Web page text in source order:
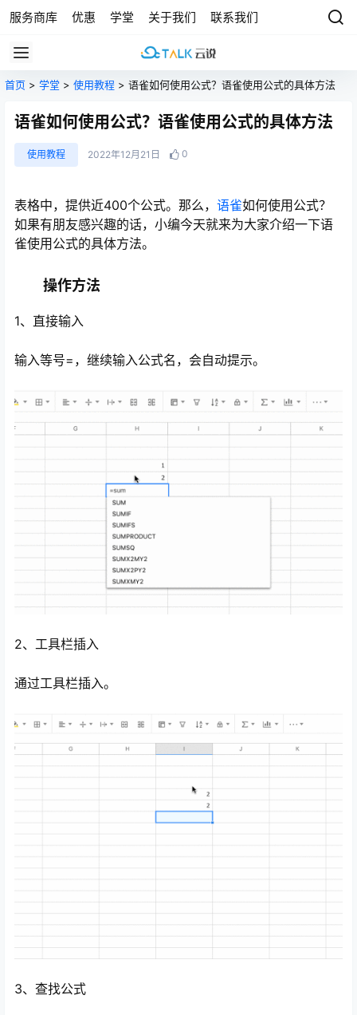
服务商库 优惠 学堂 关于我们 联系我们
首页 > 学堂 > 使用教程 > 语雀如何使用公式？语雀使用公式的具体方法
语雀如何使用公式？语雀使用公式的具体方法
使用教程 2022年12月21日 0
表格中，提供近400个公式。那么， 语雀如何使用公式？
如果有朋友感兴趣的话，小编今天就来为大家介绍一下语
雀使用公式的具体方法。
操作方法
1、直接输入
输入等号=，继续输入公式名，会自动提示。
2、工具栏插入
通过工具栏插入。
3、查找公式